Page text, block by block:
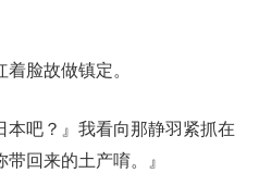
着脸故做镇定。
本吧？』我看向那静羽紧抓在
回来的土产唷。』